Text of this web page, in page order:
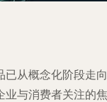
已从概念化阶段走向
业与消费者关注的焦